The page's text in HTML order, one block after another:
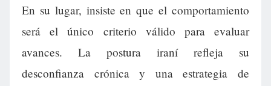
En su lugar, insiste en que el comportamiento
será el único criterio válido para evaluar
avances. La postura iraní refleja su
desconfianza crónica y una estrategia de